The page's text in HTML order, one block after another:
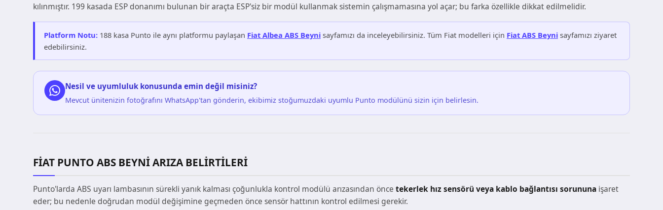
kılınmıştır. 199 kasada ESP donanımı bulunan bir araçta ESP'siz bir modül kullanmak sistemin çalışmamasına yol açar; bu farka özellikle dikkat edilmelidir.
Platform Notu: 188 kasa Punto ile aynı platformu paylaşan Fiat Albea ABS Beyni sayfamızı da inceleyebilirsiniz. Tüm Fiat modelleri için Fiat ABS Beyni sayfamızı ziyaret
edebilirsiniz.
Nesil ve uyumluluk konusunda emin değil misiniz?
Mevcut ünitenizin fotoğrafını WhatsApp'tan gönderin, ekibimiz stoğumuzdaki uyumlu Punto modülünü sizin için belirlesin.
FIAT PUNTO ABS BEYNI ARIZA BELIRTILERI
Punto'larda ABS uyarı lambasının sürekli yanık kalması çoğunlukla kontrol modülü arızasından önce tekerlek hız sensörü veya kablo bağlantısı sorununa işaret
eder; bu nedenle doğrudan modül değişimine geçmeden önce sensör hattının kontrol edilmesi gerekir.